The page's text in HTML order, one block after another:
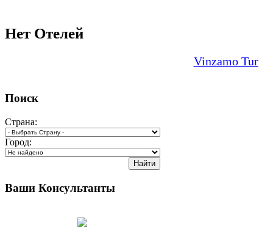
Нет Отелей
Vinzamo Tur
Поиск
Страна:
Город:
Ваши Консультанты